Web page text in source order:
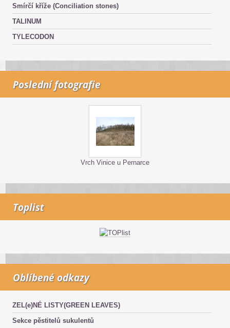
Smírčí kříže (Conciliation stones)
TALINUM
TYLECODON
Poslední fotografie
Vrch Vinice u Pernarce
Toplist
Oblíbené odkazy
ZEL(e)NÉ LISTY(GREEN LEAVES)
Sekce pěstitelů sukulentů